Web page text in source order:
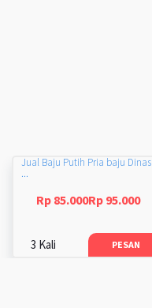
Jual Baju Putih Pria baju Dinas
...
Rp 85.000Rp 95.000
3 Kali PESAN